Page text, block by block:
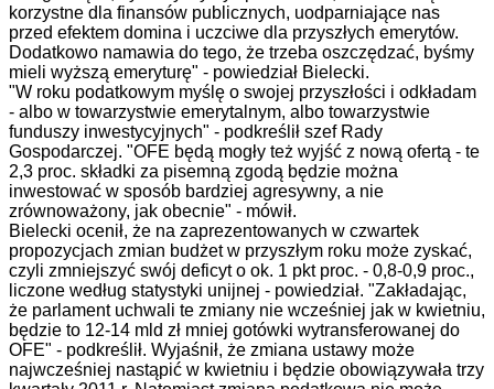
korzystne dla finansów publicznych, uodparniające nas
przed efektem domina i uczciwe dla przyszłych emerytów.
Dodatkowo namawia do tego, że trzeba oszczędzać, byśmy
mieli wyższą emeryturę" - powiedział Bielecki.
"W roku podatkowym myślę o swojej przyszłości i odkładam
- albo w towarzystwie emerytalnym, albo towarzystwie
funduszy inwestycyjnych" - podkreślił szef Rady
Gospodarczej. "OFE będą mogły też wyjść z nową ofertą - te
2,3 proc. składki za pisemną zgodą będzie można
inwestować w sposób bardziej agresywny, a nie
zrównoważony, jak obecnie" - mówił.
Bielecki ocenił, że na zaprezentowanych w czwartek
propozycjach zmian budżet w przyszłym roku może zyskać,
czyli zmniejszyć swój deficyt o ok. 1 pkt proc. - 0,8-0,9 proc.,
liczone według statystyki unijnej - powiedział. "Zakładając,
że parlament uchwali te zmiany nie wcześniej jak w kwietniu,
będzie to 12-14 mld zł mniej gotówki wytransferowanej do
OFE" - podkreślił. Wyjaśnił, że zmiana ustawy może
najwcześniej nastąpić w kwietniu i będzie obowiązywała trzy